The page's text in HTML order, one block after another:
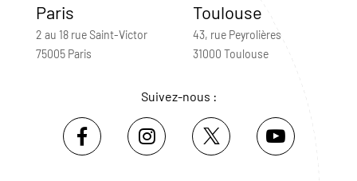
Paris
2 au 18 rue Saint-Victor
75005 Paris
Toulouse
43, rue Peyrolières
31000 Toulouse
Suivez-nous :